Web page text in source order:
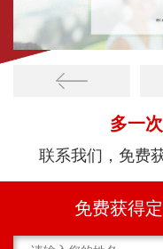
多一
联系我们，免费
免费获得